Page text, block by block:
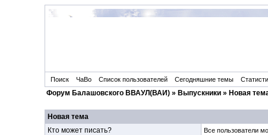
Поиск ЧаВо Список пользователей Сегодняшние темы
Форум Балашовского ВВАУЛ(ВАИ)» Выпускники» Новая
Новая тема
Кто может писать?
Все пользователи